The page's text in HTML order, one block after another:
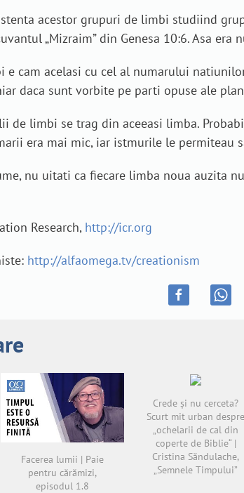
acestor grupuri de limbi studiind
„Mizraim” din Genesa 10:6. Asa
cam acelasi cu cel al numarului
daca sunt vorbite pe parti opuse ale
de limbi se trag din aceeasi limba.
era mai mic, iar istmurile le permiteau
nu uitati ca fiecare limba noua auzita
Research, http://icr.org
http://alfaomega.tv/creationism
Facerea lumii | Paie
pentru cărămizi,
episodul 1.8
Crede și nu cerceta?
Scurt mit urban despre
„ochelarii de cal din
coperte de Biblie“ |
Cristina Săndulache,
„Semnele Timpului”